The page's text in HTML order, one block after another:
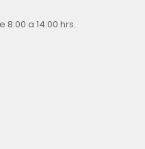
8:00 a 14:00 hrs.